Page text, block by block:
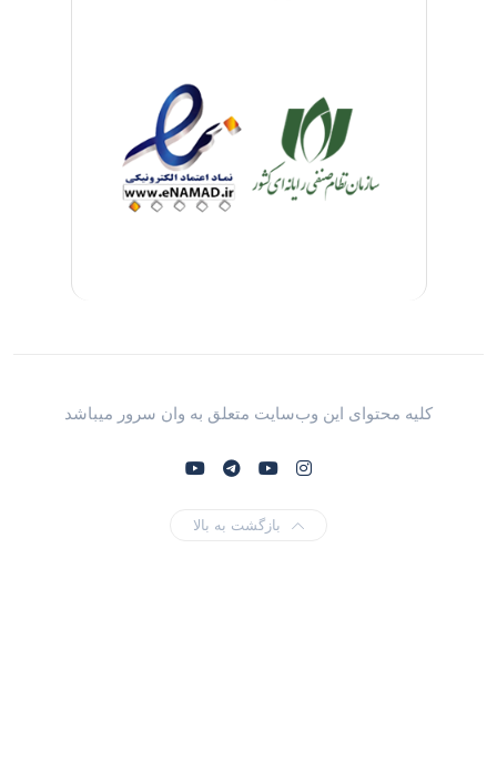
کلیه محتوای این وب‌سایت متعلق به وان سرور میباشد
بازگشت به بالا